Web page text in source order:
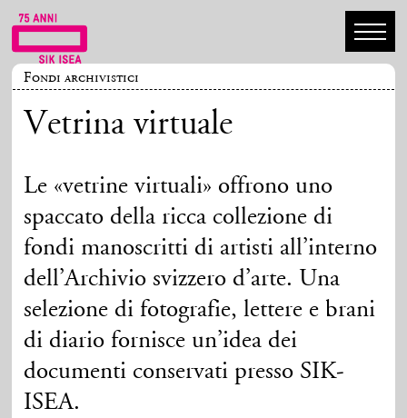
Fondi archivistici
Vetrina virtuale
Le «vetrine virtuali» offrono uno
spaccato della ricca collezione di
fondi manoscritti di artisti all’interno
dell’Archivio svizzero d’arte. Una
selezione di fotografie, lettere e brani
di diario fornisce un’idea dei
documenti conservati presso SIK-
ISEA.